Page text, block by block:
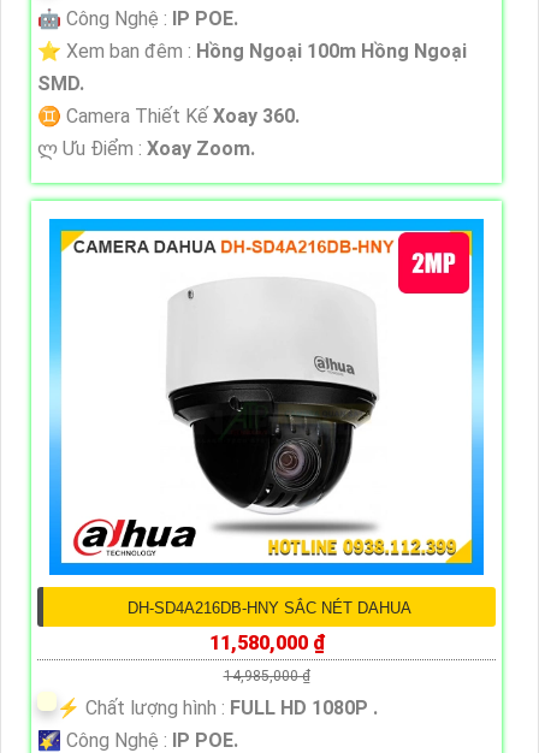
🤖️ Công Nghệ :
IP POE.
⭐ Xem ban đêm : Hồng Ngoại 100m Hồng Ngoại
SMD.
♊ Camera Thiết Kế Xoay 360.
️ლ Ưu Điểm : Xoay Zoom.
DH-SD4A216DB-HNY SẮC NÉT DAHUA
11,580,000 ₫
14,985,000 ₫
️⚡ Chất lượng hình : FULL HD 1080P .
🌠 Công Nghệ : IP POE.